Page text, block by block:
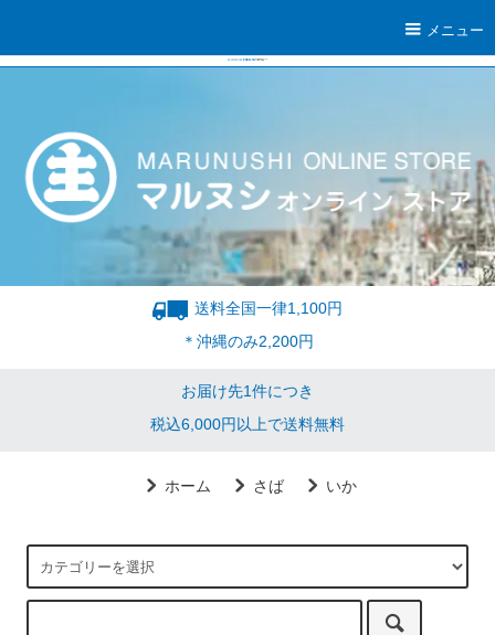
メニュー
送料全国一律1,100円
＊沖縄のみ2,200円
お届け先1件につき
税込6,000円以上で送料無料
ホーム さば いか